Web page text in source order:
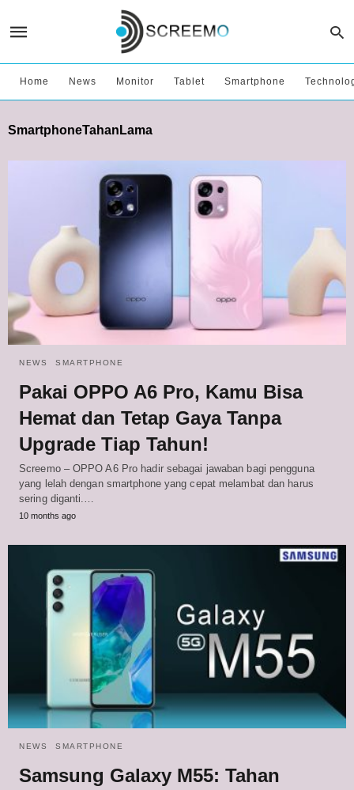
Home News Monitor Tablet Smartphone
SmartphoneTahanLama
NEWS SMARTPHONE
Pakai OPPO A6 Pro, Kamu Bisa
Hemat dan Tetap Gaya Tanpa
Upgrade Tiap Tahun!
Screemo – OPPO A6 Pro hadir sebagai jawaban bagi pengguna
yang lelah dengan smartphone yang cepat melambat dan harus
sering diganti.…
10 months ago
NEWS SMARTPHONE
Samsung Galaxy M55: Tahan